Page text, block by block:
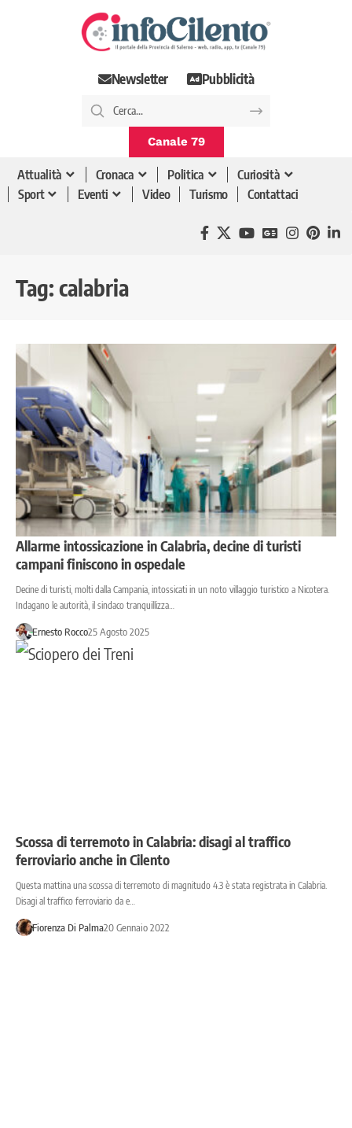
Newsletter Pubblicità
Canale 79
Attualità Cronaca Politica
Curiosità
Sport
Eventi Video Turismo Contattaci
Tag: calabria
Allarme intossicazione in Calabria, decine di turisti
campani finiscono in ospedale
Decine di turisti, molti dalla Campania, intossicati in un noto villaggio turistico a Nicotera.
Indagano le autorità, il sindaco tranquillizza…
Ernesto Rocco25 Agosto 2025
Scossa di terremoto in Calabria: disagi al traffico
ferroviario anche in Cilento
Questa mattina una scossa di terremoto di magnitudo 4.3 è stata registrata in Calabria.
Disagi al traffico ferroviario da e…
Fiorenza Di Palma20 Gennaio 2022